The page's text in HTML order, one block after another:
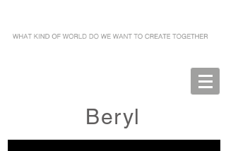
Beryl